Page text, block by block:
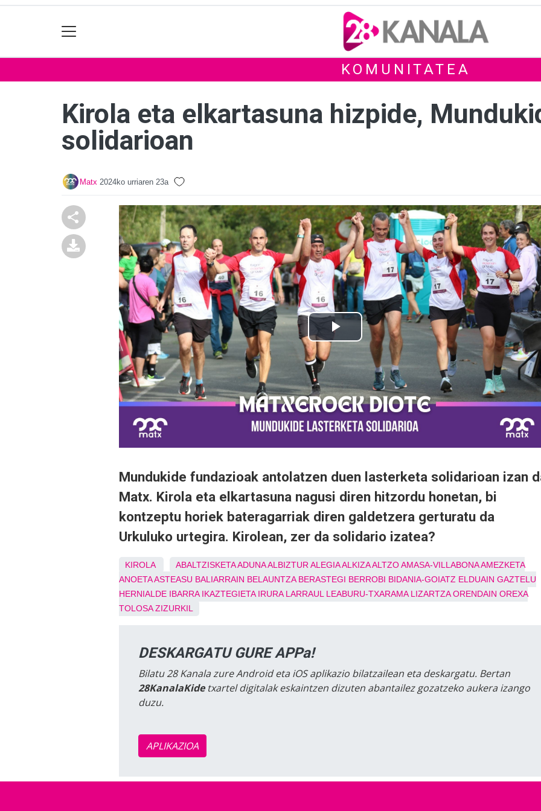
KOMUNITATEA
Kirola eta elkartasuna hizpide,
solidarioan
Matx 2024ko urriaren 23a
Mundukide fundazioak antolatzen duen lasterketa solidarioan izan
Matx. Kirola eta elkartasuna nagusi diren hitzordu honetan, bi
kontzeptu horiek bateragarriak diren galdetzera gerturatu da
Urkuluko urtegira. Kirolean, zer da solidario izatea?
KIROLA ABALTZISKETAADUNAALBIZTUR ALEGIAALKIZAALTZOAMASA-VILLABONAAMEZKETA
ANOETAASTEASU BALIARRAIN BELAUNTZA BERASTEGI BERROBI BIDANIA-GOIATZ ELDUAIN GAZTELU
HERNIALDE IBARRA IKAZTEGIETA IRURA LARRAUL LEABURU-TXARAMA LIZARTZA ORENDAIN OREXA
TOLOSA ZIZURKIL
DESKARGATU GURE APPa!
Bilatu 28 Kanala zure Android eta iOS aplikazio bilatzailean eta deskargatu. Bertan
28KanalaKidetxartel digitalak eskaintzen dizuten abantailez gozatzeko aukera izango
duzu.
APLIKAZIOA